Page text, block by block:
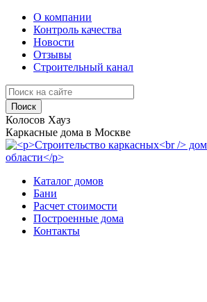
О компании
Контроль качества
Новости
Отзывы
Строительный канал
Поиск
Колосов Хауз
Каркасные дома в Москве
Каталог домов
Бани
Расчет стоимости
Построенные дома
Контакты